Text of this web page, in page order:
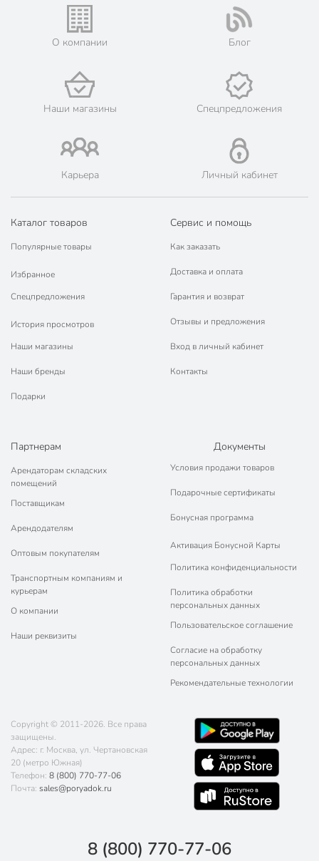
О компании Блог
Наши магазины Спецпредложения
Карьера Личный кабинет
Каталог товаров
Популярные товары
Избранное
Спецпредложения
История просмотров
Наши магазины
Наши бренды
Подарки
Сервис и помощь
Как заказать
Доставка и оплата
Гарантия и возврат
Отзывы и предложения
Вход в личный кабинет
Контакты
Партнерам
Арендаторам складских
помещений
Поставщикам
Арендодателям
Оптовым покупателям
Транспортным компаниям и
курьерам
О компании
Наши реквизиты
Документы
Условия продажи товаров
Подарочные сертификаты
Бонусная программа
Активация Бонусной Карты
Политика конфиденциальности
Политика обработки
персональных данных
Пользовательское соглашение
Согласие на обработку
персональных данных
Рекомендательные технологии
Copyright © 2011-2026. Все права
защищены.
Адрес: г. Москва, ул. Чертановская
20 (метро Южная)
Телефон: 8 (800) 770-77-06
Почта: sales@poryadok.ru
8 (800) 770-77-06